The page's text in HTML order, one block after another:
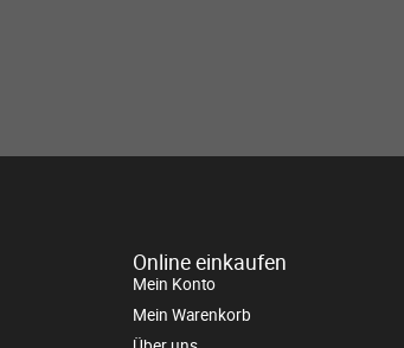
Online einkaufen
Mein Konto
Mein Warenkorb